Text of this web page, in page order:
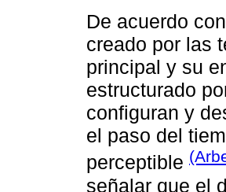
De acuerdo con
creado por las
principal y su
estructurado
configuran y
el paso del
perceptible
señalar que el